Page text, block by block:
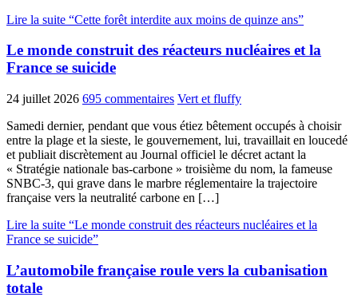
Lire la suite “Cette forêt interdite aux moins de quinze ans”
Le monde construit des réacteurs nucléaires et la
France se suicide
24 juillet 2026 695 commentaires Vert et fluffy
Samedi dernier, pendant que vous étiez bêtement occupés à choisir
entre la plage et la sieste, le gouvernement, lui, travaillait en loucedé
et publiait discrètement au Journal officiel le décret actant la
« Stratégie nationale bas-carbone » troisième du nom, la fameuse
SNBC-3, qui grave dans le marbre réglementaire la trajectoire
française vers la neutralité carbone en […]
Lire la suite “Le monde construit des réacteurs nucléaires et la
France se suicide”
L’automobile française roule vers la cubanisation
totale